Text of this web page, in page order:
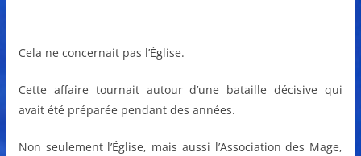
Cela ne concernait pas l’Église.
Cette affaire tournait autour d’une bataille décisive qui
avait été préparée pendant des années.
Non seulement l’Église, mais aussi l’Association des Mage,